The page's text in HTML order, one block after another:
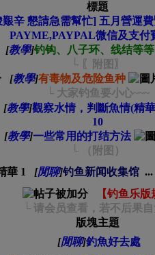
標題
艱辛 懇請急需幫忙] 五月營運
PAYME,PAYPAL微信及支付
[教學]钓钩、八子环、线结等
└ 〖附图〗
[教學]有毒物及危险鱼种
└ 大家钓鱼要小心~~~
[教學]觀察水情，判斷魚情(精
10
[教學]一些常用的打结方法
└ （附图）
[閒聊]钓鱼新闻收集馆 ...
【钓鱼乐版
└ 请会员查看，若不后果自
版塊主題
[閒聊]釣魚好去處